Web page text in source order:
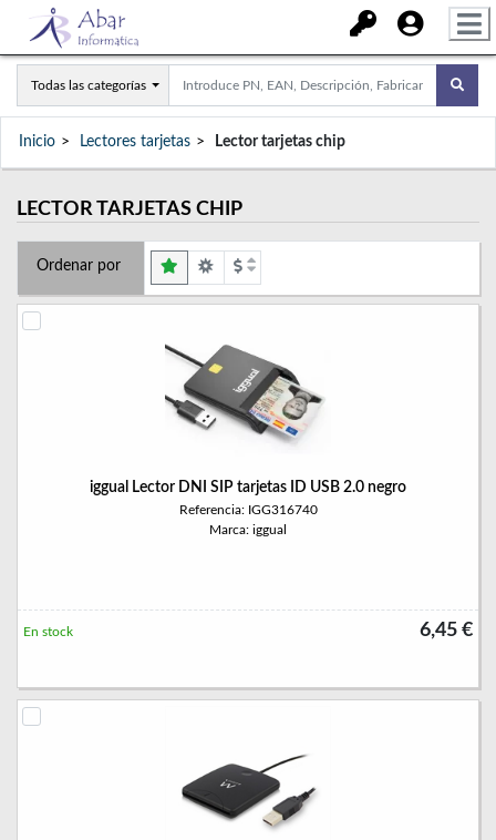
Todas las categorías
Inicio Lectores tarjetas Lector tarjetas chip
LECTOR TARJETAS CHIP
Ordenar por
iggual Lector DNI SIP tarjetas ID USB 2.0 negro
Referencia: IGG316740
Marca: iggual
6,45 €
En stock